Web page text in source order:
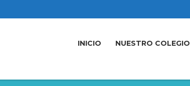
INICIO NUESTRO COLEGIO